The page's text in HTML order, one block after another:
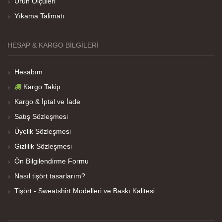
Yıkama Talimatı
HESAP & KARGO BILGILERI
Hesabım
Kargo Takip
Kargo & İptal ve İade
Satış Sözleşmesi
Üyelik Sözleşmesi
Gizlilik Sözleşmesi
Ön Bilgilendirme Formu
Nasıl tişört tasarlarım?
Tişört - Sweatshirt Modelleri ve Baskı Kalitesi